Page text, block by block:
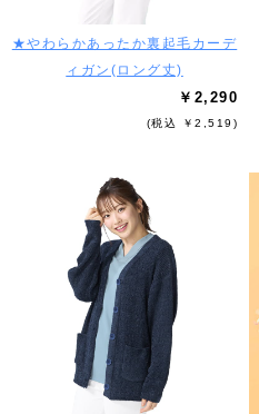
★やわらかあったか裏起毛カーデ
ィガン(ロング丈)
￥2,290
(税込 ￥2,519)